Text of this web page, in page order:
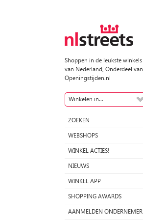
Shoppen in de leukste winkels
van Nederland, Onderdeel van
Openingstijden.nl
Winkelen in...
ZOEKEN
WEBSHOPS
WINKEL ACTIES!
NIEUWS
WINKEL APP
SHOPPING AWARDS
AANMELDEN ONDERNEMER